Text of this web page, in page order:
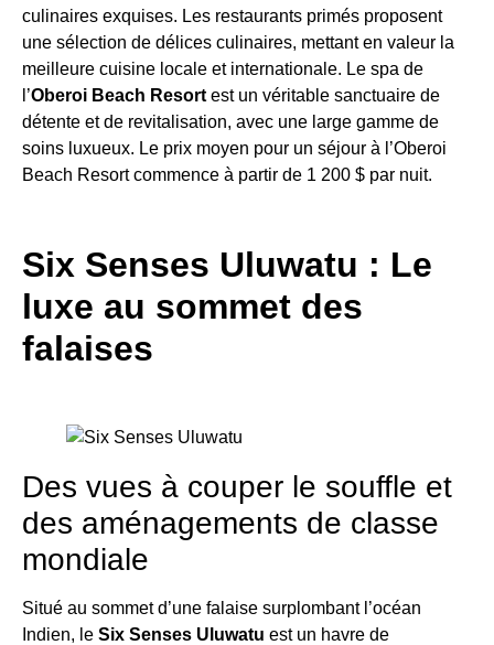
culinaires exquises. Les restaurants primés proposent
une sélection de délices culinaires, mettant en valeur la
meilleure cuisine locale et internationale. Le spa de
l’Oberoi Beach Resort est un véritable sanctuaire de
détente et de revitalisation, avec une large gamme de
soins luxueux. Le prix moyen pour un séjour à l’Oberoi
Beach Resort commence à partir de 1 200 $ par nuit.
Six Senses Uluwatu : Le
luxe au sommet des
falaises
Des vues à couper le souffle et
des aménagements de classe
mondiale
Situé au sommet d’une falaise surplombant l’océan
Indien, le Six Senses Uluwatu est un havre de